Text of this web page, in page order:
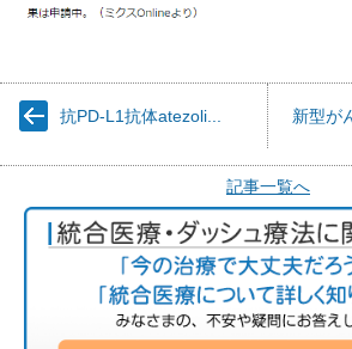
抗PD-L1抗体atezoli...
新型が
記事一覧へ